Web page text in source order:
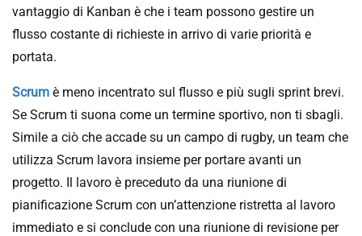
vantaggio di Kanban è che i team possono gestire un
flusso costante di richieste in arrivo di varie priorità e
portata.
Scrum è meno incentrato sul flusso e più sugli sprint brevi.
Se Scrum ti suona come un termine sportivo, non ti sbagli.
Simile a ciò che accade su un campo di rugby, un team che
utilizza Scrum lavora insieme per portare avanti un
progetto. Il lavoro è preceduto da una riunione di
pianificazione Scrum con un’attenzione ristretta al lavoro
immediato e si conclude con una riunione di revisione per